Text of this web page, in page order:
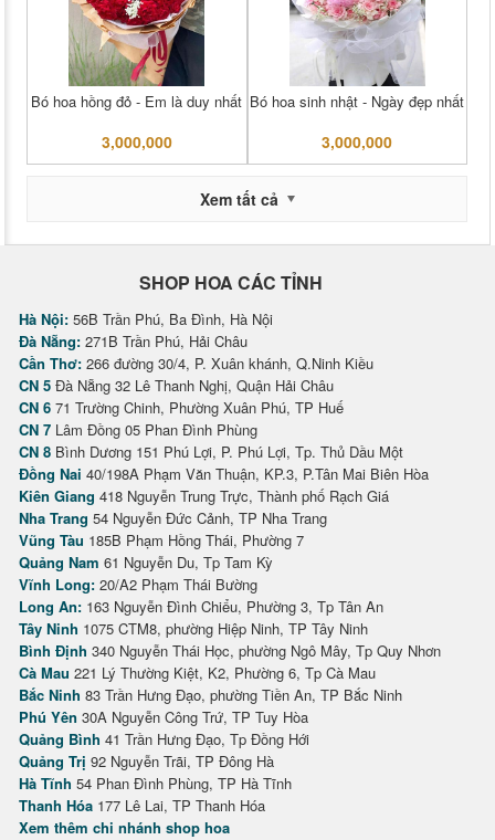
Bó hoa hồng đỏ - Em là duy nhất
3,000,000
Bó hoa sinh nhật - Ngày đẹp nhất
3,000,000
Xem tất cả
SHOP HOA CÁC TỈNH
Hà Nội: 56B Trần Phú, Ba Đình, Hà Nội
Đà Nẵng: 271B Trần Phú, Hải Châu
Cần Thơ: 266 đường 30/4, P. Xuân khánh, Q.Ninh Kiều
CN 5 Đà Nẵng 32 Lê Thanh Nghị, Quận Hải Châu
CN 6 71 Trường Chinh, Phường Xuân Phú, TP Huế
CN 7 Lâm Đồng 05 Phan Đình Phùng
CN 8 Bình Dương 151 Phú Lợi, P. Phú Lợi, Tp. Thủ Dầu Một
Đồng Nai 40/198A Phạm Văn Thuận, KP.3, P.Tân Mai Biên Hòa
Kiên Giang 418 Nguyễn Trung Trực, Thành phố Rạch Giá
Nha Trang 54 Nguyễn Đức Cảnh, TP Nha Trang
Vũng Tàu 185B Phạm Hồng Thái, Phường 7
Quảng Nam 61 Nguyễn Du, Tp Tam Kỳ
Vĩnh Long: 20/A2 Phạm Thái Bường
Long An: 163 Nguyễn Đình Chiểu, Phường 3, Tp Tân An
Tây Ninh 1075 CTM8, phường Hiệp Ninh, TP Tây Ninh
Bình Định 340 Nguyễn Thái Học, phường Ngô Mây, Tp Quy Nhơn
Cà Mau 221 Lý Thường Kiệt, K2, Phường 6, Tp Cà Mau
Bắc Ninh 83 Trần Hưng Đạo, phường Tiền An, TP Bắc Ninh
Phú Yên 30A Nguyễn Công Trứ, TP Tuy Hòa
Quảng Bình 41 Trần Hưng Đạo, Tp Đồng Hới
Quảng Trị 92 Nguyễn Trãi, TP Đông Hà
Hà Tĩnh 54 Phan Đình Phùng, TP Hà Tĩnh
Thanh Hóa 177 Lê Lai, TP Thanh Hóa
Xem thêm chi nhánh shop hoa